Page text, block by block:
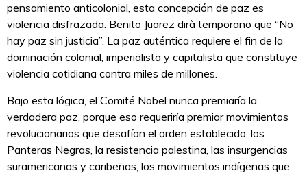
pensamiento anticolonial, esta concepción de paz es
violencia disfrazada. Benito Juarez dirà temporano que “No
hay paz sin justicia”. La paz auténtica requiere el fin de la
dominación colonial, imperialista y capitalista que constituye
violencia cotidiana contra miles de millones.
Bajo esta lógica, el Comité Nobel nunca premiaría la
verdadera paz, porque eso requeriría premiar movimientos
revolucionarios que desafían el orden establecido: los
Panteras Negras, la resistencia palestina, las insurgencias
suramericanas y caribeñas, los movimientos indígenas que